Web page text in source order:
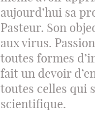
aujourd’hui sa
Pasteur. Son
aux virus.
toutes formes
fait un devoir
toutes celles qui
scientifique.